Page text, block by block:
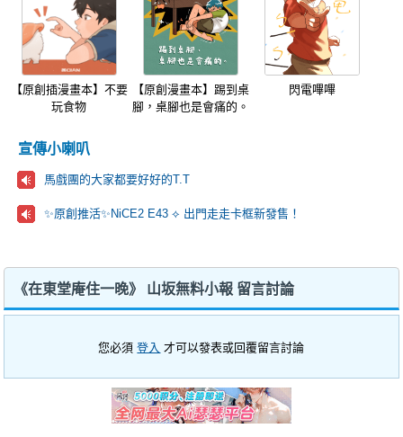
【原創插漫畫本】不要
玩食物
【原創漫畫本】踢到桌
腳，桌腳也是會痛的。
閃電嗶嗶
宣傳小喇叭
馬戲團的大家都要好好的T.T
✨原創推活✨NiCE2 E43 ⟡ 出門走走卡框新發售！
《在東堂庵住一晚》 山坂無料小報 留言討論
您必須登入 才可以發表或回覆留言討論